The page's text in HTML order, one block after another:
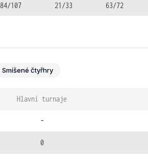
84/107 21/33 63/72
Smíšené čtyřhry
Hlavní turnaje
-
0